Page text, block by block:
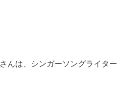
さんは、シンガーソングライター